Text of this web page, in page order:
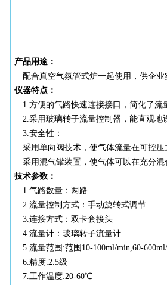
产品用途：
配合真空气氛管式炉一起使用，供企
仪器特点：
1.方便的气路快速连接接口，简化了流
2.采用玻璃转子流量控制器，能直观地
3.安全性：
采用单向阀技术，使气体流量在可控压
采用混气罐装置，使气体可以在充分
技术参数：
1.气路数量：两路
2.流量控制方式：手动旋转式调节
3.连接方式：双卡套接头
4.流量计：玻璃转子流量计
5.流量范围 :范围10-100ml/min,60-
6.精度:2.5级
7.工作温度:20-60℃